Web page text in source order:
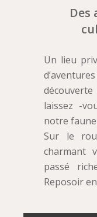
Des
Un lieu
laissez -
notre
Sur le
charmant
passé
Reposoir